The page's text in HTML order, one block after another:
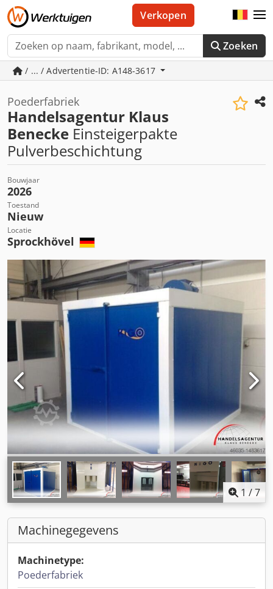
Zoeken
Verkopen
/ ... / Advertentie-ID: A148-3617
Poederfabriek
Handelsagentur Klaus
Benecke Einsteigerpakte
Pulverbeschichtung
Bouwjaar
2026
Toestand
Nieuw
Locatie
Sprockhövel
1 /7
Machinegegevens
Machinetype:
Poederfabriek